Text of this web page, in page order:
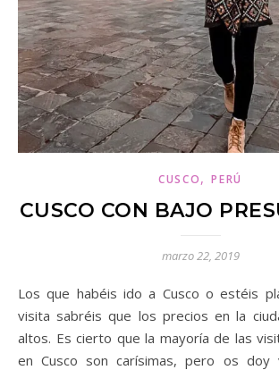
CUSCO,PERÚ
CUSCO CON BAJO
marzo 22, 2019
Los que habéis ido a Cusco o estéis planeando vuestra
visita sabréis que los precios en la
altos. Es cierto que la mayoría de las
en Cusco son carísimas, pero os doy